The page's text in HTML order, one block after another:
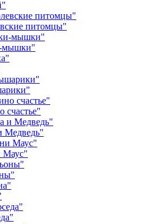
питомцы"
мышки"
счастье"
Медведь"